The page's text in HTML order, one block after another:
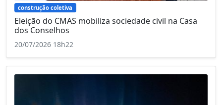
construção coletiva
Eleição do CMAS mobiliza sociedade civil na Casa
dos Conselhos
20/07/2026 18h22